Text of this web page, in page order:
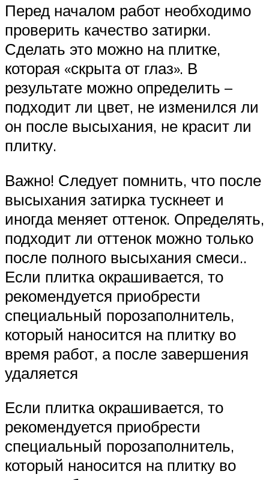
Перед началом работ необходимо
проверить качество затирки.
Сделать это можно на плитке,
которая «скрыта от глаз». В
результате можно определить –
подходит ли цвет, не изменился ли
он после высыхания, не красит ли
плитку.
Важно! Следует помнить, что после
высыхания затирка тускнеет и
иногда меняет оттенок. Определять,
подходит ли оттенок можно только
после полного высыхания смеси..
Если плитка окрашивается, то
рекомендуется приобрести
специальный порозаполнитель,
который наносится на плитку во
время работ, а после завершения
удаляется
Если плитка окрашивается, то
рекомендуется приобрести
специальный порозаполнитель,
который наносится на плитку во